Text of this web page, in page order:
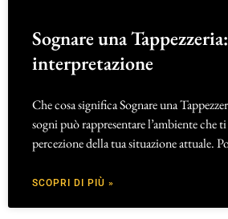
Sognare una
interpretazione
Che cosa significa Sognare una
sogni può rappresentare l’ambiente che
percezione della tua situazione attuale.
SCOPRI DI PIÙ »